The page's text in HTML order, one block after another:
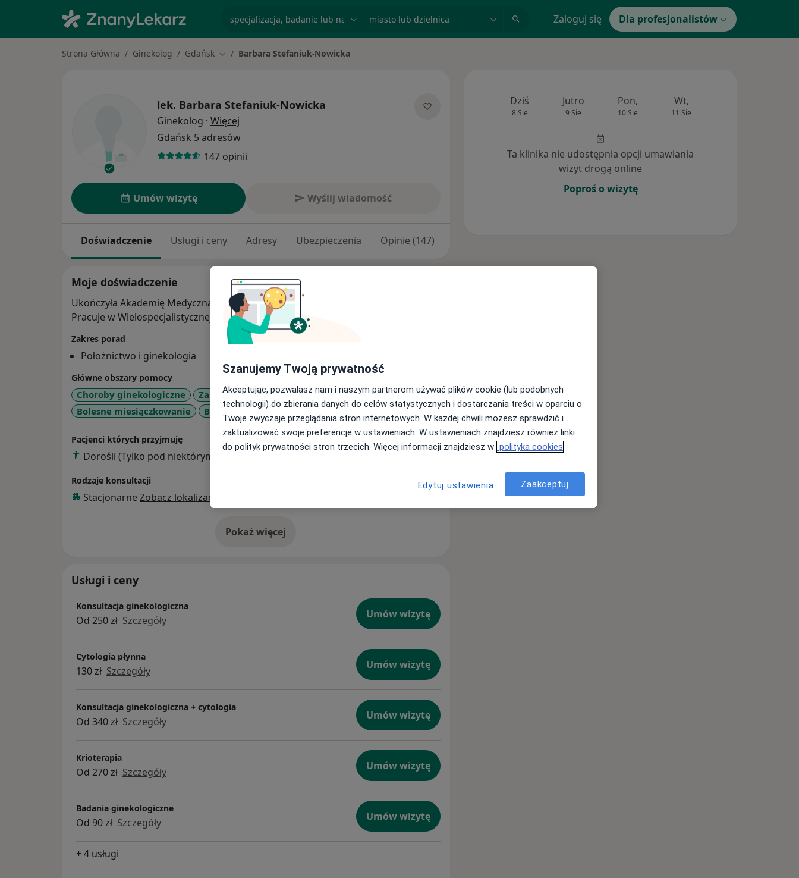
Zaloguj się Dla profesjonalistów
Strona Główna Ginekolog Gdańsk Zmień miasto
Barbara Stefaniuk-Nowicka
lek. Barbara Stefaniuk-Nowicka
Ginekolog · Więcej
Gdańsk 5 adresów
147 opinii
Umów wizytę Wyślij wiadomość
Doświadczenie Usługi i ceny Adresy Ubezpieczenia Opinie (147)
Moje doświadczenie
Ukończyła Akademię Medyczną w Gdańsku na Wydziale lekarskim w 1970 roku.
Pracuje w Wielospecjalistycznej Przychodni Lekarze Specjaliści Sp. J. od 2009 roku.
Zakres porad
Położnictwo i ginekologia
Główne obszary pomocy
Choroby ginekologiczne Zaburzenia miesiączkowania
Endometrioza
Bolesne miesiączkowanie
Ból miednicy +8 a11y_sr_more_diseases
Pacjenci których przyjmuję
Dorośli (Tylko pod niektórymi adresami)
Rodzaje konsultacji
Stacjonarne Zobacz lokalizacje (1)
Pokaż więcejo doświadczeniu
Usługi i ceny
Konsultacja ginekologiczna
Od 250 zł Szczegóły Umów wizytę
Cytologia płynna
130 zł Szczegóły Umów wizytę
Konsultacja ginekologiczna + cytologia
Od 340 zł Szczegóły Umów wizytę
Krioterapia
Od 270 zł Szczegóły Umów wizytę
Badania ginekologiczne
Od 90 zł Szczegóły Umów wizytę
+ 4 usługi
Dziś
8 Sie
Jutro
9 Sie
Pon,
10 Sie
Wt,
11 Sie
Ta klinika nie udostępnia opcji umawiania
wizyt drogą online
Poproś o wizytę
Szanujemy Twoją prywatność
Akceptując, pozwalasz nam i naszym partnerom używać plików cookie (lub podobnych
technologii) do zbierania danych do celów statystycznych i dostarczania treści w oparciu o
Twoje zwyczaje przeglądania stron internetowych. W każdej chwili możesz sprawdzić i
zaktualizować swoje preferencje w ustawieniach. W ustawieniach znajdziesz również linki
do polityk prywatności stron trzecich. Więcej informacji znajdziesz w polityka cookies
Edytuj ustawienia Zaakceptuj